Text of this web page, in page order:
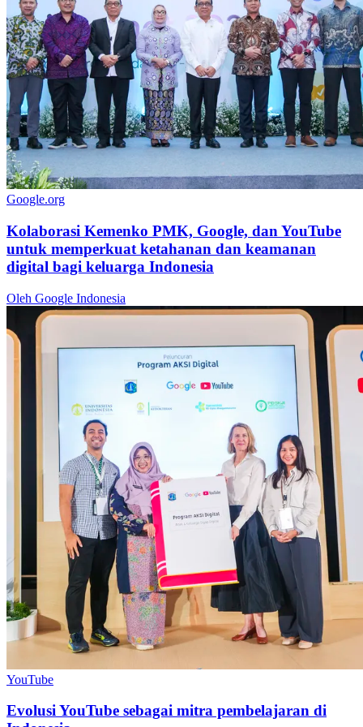
Google.org
Kolaborasi Kemenko PMK, Google, dan YouTube
untuk memperkuat ketahanan dan keamanan
digital bagi keluarga Indonesia
Oleh Google Indonesia
YouTube
Evolusi YouTube sebagai mitra pembelajaran di